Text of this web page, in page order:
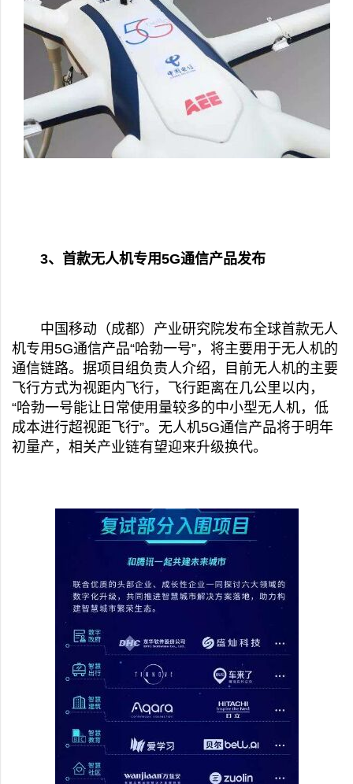
3、首款无人机专用5G通信产品发布
中国移动（成都）产业研究院发布全球首款无人
机专用5G通信产品“哈勃一号”，将主要用于无人机的
通信链路。据项目组负责人介绍，目前无人机的主要
飞行方式为视距内飞行，飞行距离在几公里以内，
“哈勃一号能让日常使用量较多的中小型无人机，低
成本进行超视距飞行”。无人机5G通信产品将于明年
初量产，相关产业链有望迎来升级换代。